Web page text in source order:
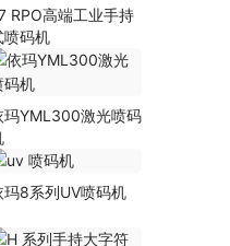
RPO高端工业手持
喷码机
玛YML300激光喷码
玛8系列UV喷码机